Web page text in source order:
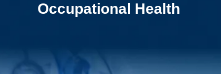
Occupational Health